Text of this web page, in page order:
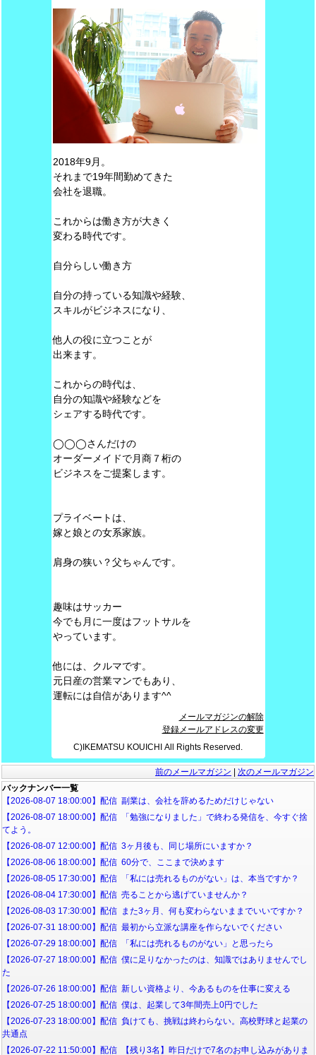
2018年9月。
それまで19年間勤めてきた
会社を退職。
これからは働き方が大きく
変わる時代です。
自分らしい働き方
自分の持っている知識や経験、
スキルがビジネスになり、
他人の役に立つことが
出来ます。
これからの時代は、
自分の知識や経験などを
シェアする時代です。
◯◯◯さんだけの
オーダーメイドで月商７桁の
ビジネスをご提案します。
プライベートは、
嫁と娘との女系家族。
肩身の狭い？父ちゃんです。
趣味はサッカー
今でも月に一度はフットサルを
やっています。
他には、クルマです。
元日産の営業マンでもあり、
運転には自信があります^^
メールマガジンの解除
登録メールアドレスの変更
C)IKEMATSU KOUICHI All Rights Reserved.
前のメールマガジン
次のメールマガジン
バックナンバー一覧
【2026-08-07 18:00:00】配信 副業は、会社を辞めるためだけじゃない
【2026-08-07 18:00:00】配信 「勉強になりました」で終わる発信を、今すぐ捨
てよう。
【2026-08-07 12:00:00】配信 3ヶ月後も、同じ場所にいますか？
【2026-08-06 18:00:00】配信 60分で、ここまで決めます
【2026-08-05 17:30:00】配信 「私には売れるものがない」は、本当ですか？
【2026-08-04 17:30:00】配信 売ることから逃げていませんか？
【2026-08-03 17:30:00】配信 また3ヶ月、何も変わらないままでいいですか？
【2026-07-31 18:00:00】配信 最初から立派な講座を作らないでください
【2026-07-29 18:00:00】配信 「私には売れるものがない」と思ったら
【2026-07-27 18:00:00】配信 僕に足りなかったのは、知識ではありませんでし
た
【2026-07-26 18:00:00】配信 新しい資格より、今あるものを仕事に変える
【2026-07-25 18:00:00】配信 僕は、起業して3年間売上0円でした
【2026-07-23 18:00:00】配信 負けても、挑戦は終わらない。高校野球と起業の
共通点
【2026-07-22 11:50:00】配信 【残り3名】昨日だけで7名のお申し込みがありま